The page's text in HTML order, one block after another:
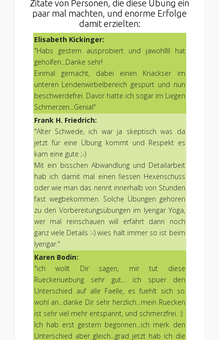
Zitate von Personen, die diese Übung ein
paar mal machten, und enorme Erfolge
damit erzielten:
Elisabeth Kickinger:
"Habs gestern ausprobiert und jawohllll hat
geholfen...Danke sehr!
Einmal gemacht, dabei einen Knackser im
unteren Lendenwirbelbereich gespürt und nun
beschwerdefrei. Davor hatte ich sogar im Liegen
Schmerzen...Genial"
Frank H. Friedrich:
"Alter Schwede, ich war ja skeptisch was da
jetzt für eine Übung kommt und Respekt es
kam eine gute ;-)
Mit ein bisschen Abwandlung und Detailarbeit
hab ich damit mal einen fiessen Hexenschuss
oder wie man das nennt innerhalb von Stunden
fast wegbekommen. Solche Übungen gehören
zu den Vorbereitungsübungen im Iyengar Yoga,
wer mal reinschauen will erfährt dann noch
ganz viele Details :-) wies halt immer so ist beim
Iyengar."
Karen Bodin:
"ich wollt Dir sagen, mir tut diese
Rueckenuebung sehr gut... ich spuer den
Unterschied auf alle Faelle, es fuehlt sich so
wohl an...danke Dir sehr herzlich...mein Ruecken
ist sehr viel mehr entspannt, und schmerzfrei. :)
Ich hab erst gestern begonnen...ich merk den
Unterschied aber gleich...grad jetzt hab ich die